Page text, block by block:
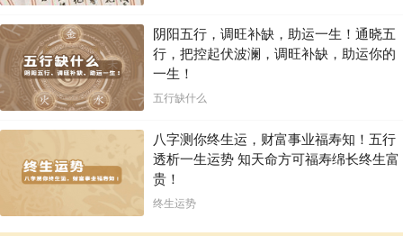
阴阳五行，调旺补缺，助运一生！通晓五
行，把控起伏波澜，调旺补缺，助运你的
一生！
五行缺什么
八字测你终生运，财富事业福寿知！五行
透析一生运势 知天命方可福寿绵长终生富
贵！
终生运势